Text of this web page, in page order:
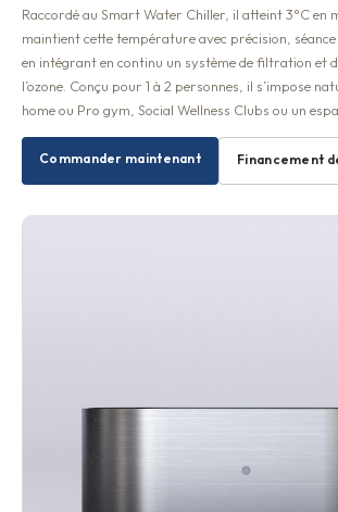
Raccordé au Smart Water Chiller, il atteint 3°C en
maintient cette température avec précision,
en intégrant en continu un système de filtration et
l’ozone. Conçu pour 1 à 2 personnes, il s’impose
home ou Pro gym, Social Wellness Clubs ou un
Commander maintenant Financement